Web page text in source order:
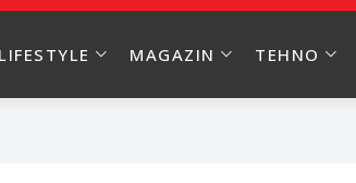
LIFESTYLE MAGAZIN TEHNO